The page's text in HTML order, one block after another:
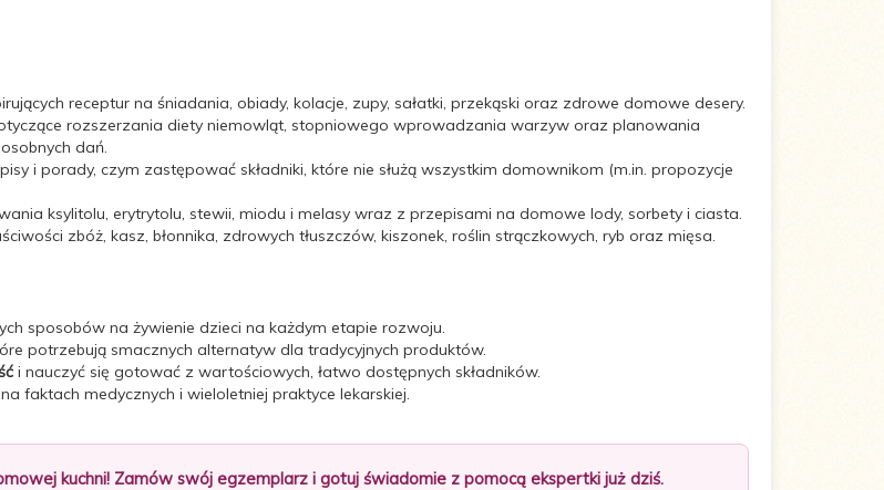
receptur na śniadania, obiady, kolacje, zupy, sałatki, przekąski oraz zdrowe domowe desery.
rozszerzania diety niemowląt, stopniowego wprowadzania warzyw oraz planowania
dań.
i porady, czym zastępować składniki, które nie służą wszystkim domownikom (m.in. propozycje
ksylitolu, erytrytolu, stewii, miodu i melasy wraz z przepisami na domowe lody, sorbety i ciasta.
zbóż, kasz, błonnika, zdrowych tłuszczów, kiszonek, roślin strączkowych, ryb oraz mięsa.
sposobów na żywienie dzieci na każdym etapie rozwoju.
potrzebują smacznych alternatyw dla tradycyjnych produktów.
i nauczyć się gotować z wartościowych, łatwo dostępnych składników.
faktach medycznych i wieloletniej praktyce lekarskiej.
kuchni! Zamów swój egzemplarz i gotuj świadomie z pomocą ekspertki już dziś.